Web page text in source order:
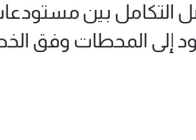
التكامل بين
إلى المحطات وفق